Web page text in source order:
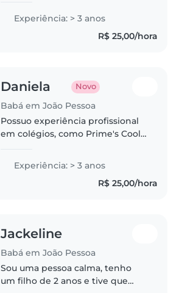
longo dos anos auxiliando
famílias e pessoas próximas.
Durante esse período, fui
Experiência: > 3 anos
R$ 25,00/hora
Daniela Novo
Babá em João Pessoa
Possuo experiência profissional
em colégios, como Prime's Cool
acompanhamento e cuidado de
crianças de 8 meses e 1 a 10 anos.
Experiência comprovada em
Experiência: > 3 anos
R$ 25,00/hora
Jackeline
Babá em João Pessoa
Sou uma pessoa calma, tenho
um filho de 2 anos e tive que